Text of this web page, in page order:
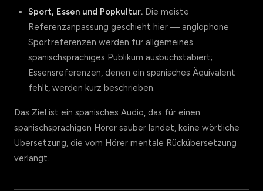
Sport, Essen und Popkultur. Die meiste
Referenzanpassung geschieht hier — anglophone
Sportreferenzen werden für allgemeines
spanischsprachiges Publikum ausbuchstabiert;
Essensreferenzen, denen ein spanisches Äquivalent
fehlt, werden kurz beschrieben.
Das Ziel ist ein spanisches Audio, das für einen
spanischsprachigen Hörer sauber landet, keine wörtliche
Übersetzung, die vom Hörer mentale Rückübersetzung
verlangt.